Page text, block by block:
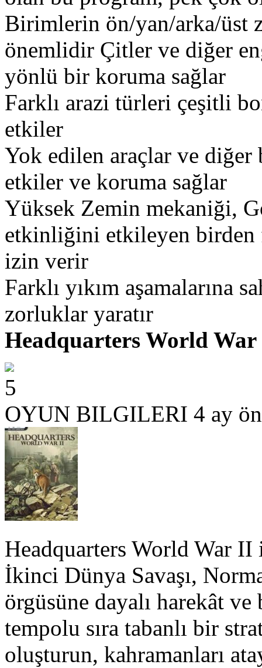
Birimlerin ön/yan/arka/üst
önemlidir Çitler ve diğer
yönlü bir koruma sağlar
Farklı arazi türleri çeşitli
etkiler
Yok edilen araçlar ve diğer
etkiler ve koruma sağlar
Yüksek Zemin mekaniği,
etkinliğini etkileyen birden
izin verir
Farklı yıkım aşamalarına
zorluklar yaratır
Headquarters World
5
OYUN BILGILERI 4 ay
Headquarters World War
İkinci Dünya Savaşı,
örgüsüne dayalı harekât ve
tempolu sıra tabanlı bir
oluşturun, kahramanları